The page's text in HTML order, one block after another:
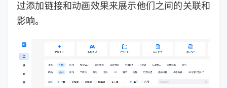
过添加链接和动画效果来展示他们之间的关联和
影响。